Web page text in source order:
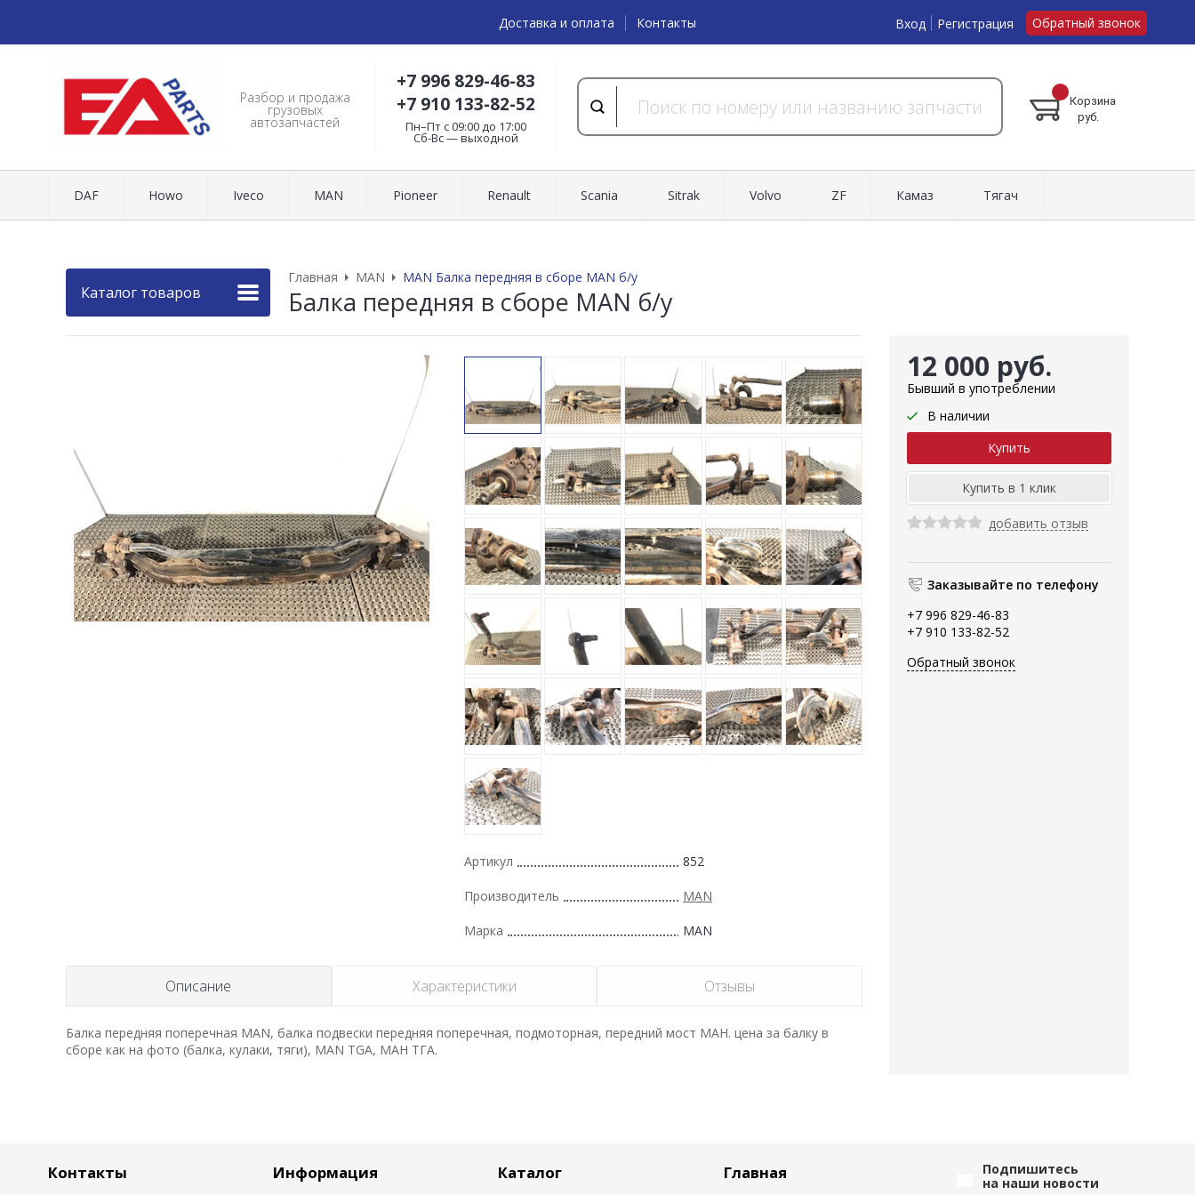
Доставка и оплата Контакты Вход Регистрация Обратный звонок
Разбор и продажа
грузовых
автозапчастей
+7 996 829-46-83
+7 910 133-82-52
Пн–Пт с 09:00 до 17:00
Cб-Вс — выходной
Корзина
руб.
DAF Howo Iveco MAN Pioneer Renault Scania Sitrak Volvo ZF Камаз Тягач
Каталог товаров
Главная MAN MAN Балка передняя в сборе MAN б/у
Балка передняя в сборе MAN б/у
12 000 руб.
Бывший в употреблении
В наличии
добавить отзыв
Заказывайте по телефону
+7 996 829-46-83
+7 910 133-82-52
Обратный звонок
Артикул 852
Производитель MAN
Марка MAN
Описание Характеристики Отзывы
Балка передняя поперечная MAN, балка подвески передняя поперечная, подмоторная, передний мост МАН. цена за балку в
сборе как на фото (балка, кулаки, тяги), MAN TGA, МАН ТГА.
Контакты Информация Каталог
Главная
Подпишитесь
на наши новости